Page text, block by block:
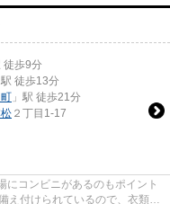
徒歩9分
駅 徒歩13分
」駅 徒歩21分
２丁目1-17
にコンビニがあるのもポイント
え付けられているので、衣類や